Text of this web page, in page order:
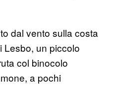
dal vento sulla costa
Lesbo, un piccolo
col binocolo
a pochi